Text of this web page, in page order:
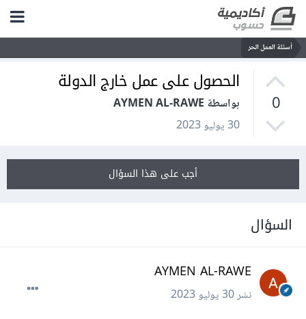
أسئلة العمل الحر
0
الحصول على عمل خارج الدولة
بواسطة AYMEN AL-RAWE
30 يوليو 2023
أجب على هذا السؤال
السؤال
AYMEN AL-RAWE
نشر30 يوليو 2023